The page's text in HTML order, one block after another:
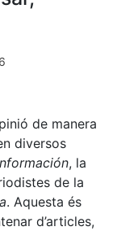
de manera
diversos
, la
de la
. Aquesta és
d’articles,